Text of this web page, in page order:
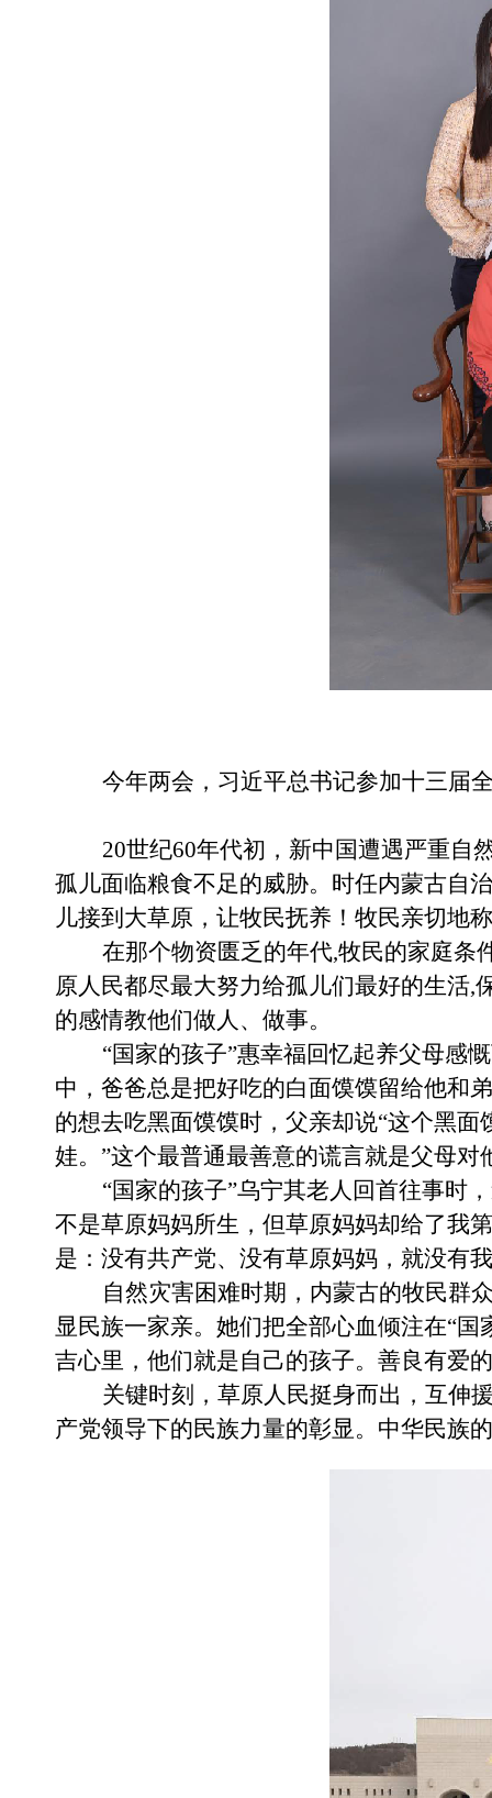
今年两会，习近平总书记参加十三届
20世纪60年代初，新中国遭遇严重自
孤儿面临粮食不足的威胁。时任内蒙古自
儿接到大草原，让牧民抚养！ 牧民亲切地
在那个物资匮乏的年代,牧民的家庭条
原人民都尽最大努力给孤儿们最好的生活,
的感情教他们做人 、 做事。
“国家的孩子”惠幸福回忆起养父母感
中，爸爸总是把好吃的白面馍馍留给他和
的想去吃黑面馍馍时，父亲却说“这个黑面
娃。”这个最普通最善意的谎言就是父母对
“国家的孩子”乌宁其老人回首往事时
不是草原妈妈所生，但草原妈妈却给了我
是：没有共产党、 没有草原妈妈，就没有
自然灾害困难时期，内蒙古的牧民群
显民族一家亲。 她们把全部心血倾注在“国
吉心里，他们就是自己的孩子。 善良有爱
关键时刻，草原人民挺身而出，互伸
产党领导下的民族力量的彰显。 中华民族